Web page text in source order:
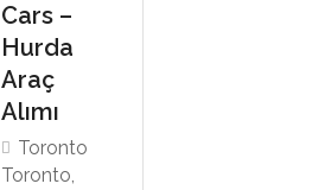
Cars –
Hurda
Araç
Alımı
Toronto
Toronto,